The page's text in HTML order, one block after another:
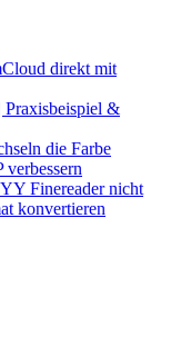
direkt mit
&
die Farbe
Finereader nicht
konvertieren